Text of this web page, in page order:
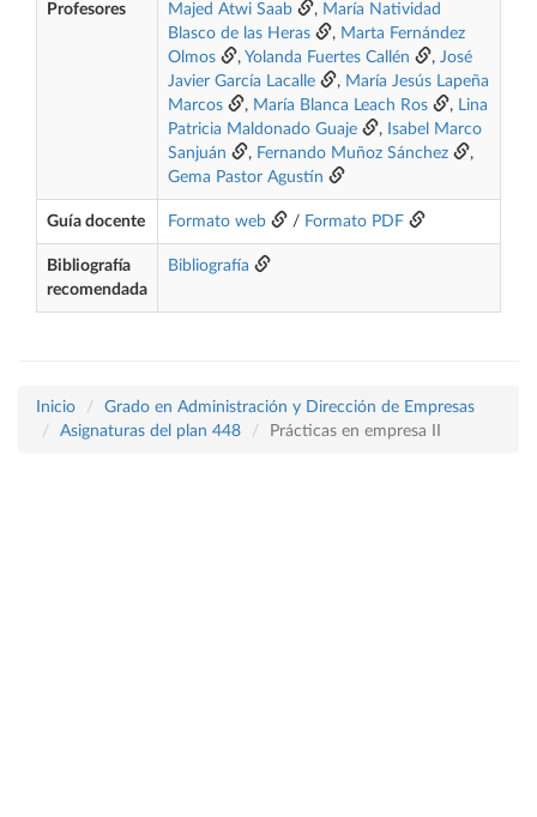
Profesores Majed Atwi Saab , María Natividad
Blasco de las Heras
, Marta Fernández
Olmos
, Yolanda Fuertes Callén , José
Javier García Lacalle
, María Jesús Lapeña
Marcos
, María Blanca Leach Ros , Lina
Patricia Maldonado Guaje
, Isabel Marco
Sanjuán
, Fernando Muñoz Sánchez
,
Gema Pastor Agustín
Guía docente Formato web / Formato PDF
Bibliografía
recomendada
Bibliografía
Inicio
Grado en Administración y Dirección de Empresas
Asignaturas del plan 448
Prácticas en empresa II